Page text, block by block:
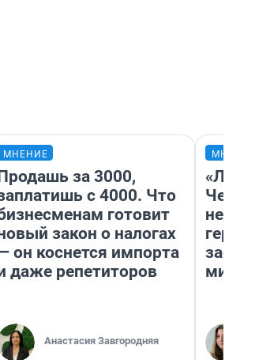
МНЕНИЕ
за 3000,
с 4000. Что
готовит
закон о налогах
он коснется импорта
даже репетиторов
Анастасия Завгородняя
Чем
герои